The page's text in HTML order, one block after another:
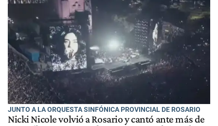
JUNTO A LA ORQUESTA SINFÓNICA PROVINCIAL DE ROSARIO
Nicki Nicole volvió a Rosario y cantó ante más de